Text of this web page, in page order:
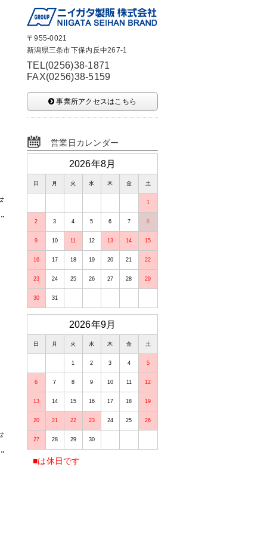
〒955-0021
新潟県三条市下保内反中267-1
TEL(0256)38-1871
FAX(0256)38-5159
事業所アクセスはこちら
営業日カレンダー
2026年8月
日 月 火 水 木 金 土
1
2 3 4 5 6 7 8
9 10 11 12 13 14 15
16 17 18 19 20 21 22
23 24 25 26 27 28 29
30 31
2026年9月
日 月 火 水 木 金 土
1 2 3 4 5
6 7 8 9 10 11 12
13 14 15 16 17 18 19
20 21 22 23 24 25 26
27 28 29 30
■は休日です